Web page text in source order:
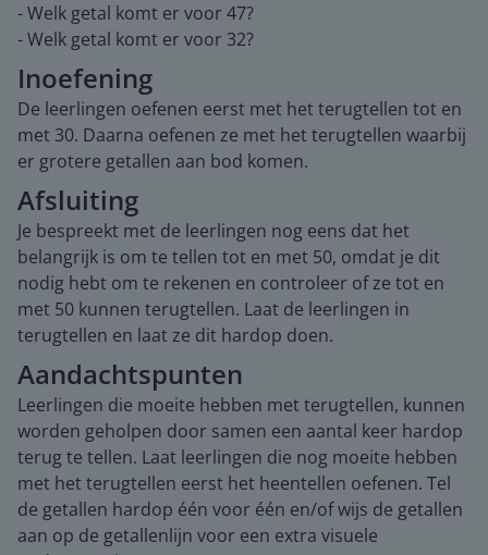
- Welk getal komt er voor 47?
- Welk getal komt er voor 32?
Inoefening
De leerlingen oefenen eerst met het terugtellen tot en
met 30. Daarna oefenen ze met het terugtellen waarbij
er grotere getallen aan bod komen.
Afsluiting
Je bespreekt met de leerlingen nog eens dat het
belangrijk is om te tellen tot en met 50, omdat je dit
nodig hebt om te rekenen en controleer of ze tot en
met 50 kunnen terugtellen. Laat de leerlingen in
terugtellen en laat ze dit hardop doen.
Aandachtspunten
Leerlingen die moeite hebben met terugtellen, kunnen
worden geholpen door samen een aantal keer hardop
terug te tellen. Laat leerlingen die nog moeite hebben
met het terugtellen eerst het heentellen oefenen. Tel
de getallen hardop één voor één en/of wijs de getallen
aan op de getallenlijn voor een extra visuele